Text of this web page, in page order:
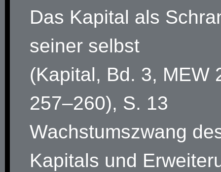
Das Kapital als
seiner selbst
(Kapital, Bd. 3, MEW
257–260), S. 13
Wachstumszwang
Kapitals und